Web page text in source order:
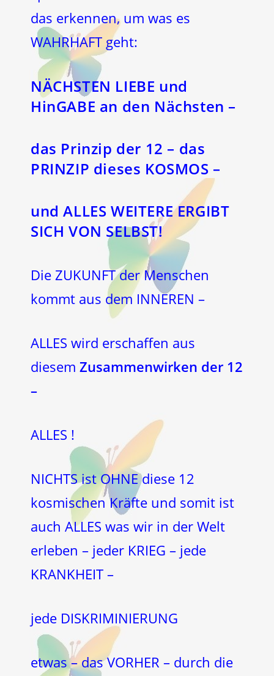
das erkennen, um was es
WAHRHAFT geht:
NÄCHSTEN LIEBE und
HinGABE an den Nächsten –
das Prinzip der 12 – das
PRINZIP dieses KOSMOS –
und ALLES WEITERE ERGIBT
SICH VON SELBST!
Die ZUKUNFT der Menschen
kommt aus dem INNEREN –
ALLES wird erschaffen aus
diesem Zusammenwirken der 12
–
ALLES !
NICHTS ist OHNE diese 12
kosmischen Kräfte und somit ist
auch ALLES was wir in der Welt
erleben – jeder KRIEG – jede
KRANKHEIT –
jede DISKRIMINIERUNG
etwas – das VORHER – durch die